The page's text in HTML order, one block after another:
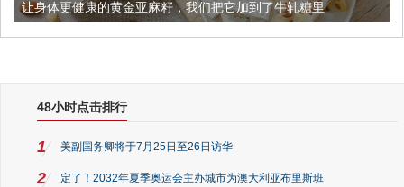
的黄金亚麻籽，我们把它加到了牛轧糖里 被列入佛家七宝
48小时点击排行
1 美副国务卿将于7月25日至26日访华
2 定了！2032年夏季奥运会主办城市为澳大利亚布里斯班